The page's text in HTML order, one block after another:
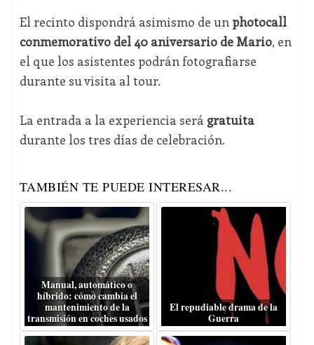
El recinto dispondrá asimismo de un photocall
conmemorativo del 40 aniversario de Mario, en
el que los asistentes podrán fotografiarse
durante su visita al tour.
La entrada a la experiencia será gratuita
durante los tres días de celebración.
TAMBIÉN TE PUEDE INTERESAR...
Manual, automático o
híbrido: cómo cambia el
mantenimiento de la
transmisión en coches usados
El repudiable drama de la
Guerra